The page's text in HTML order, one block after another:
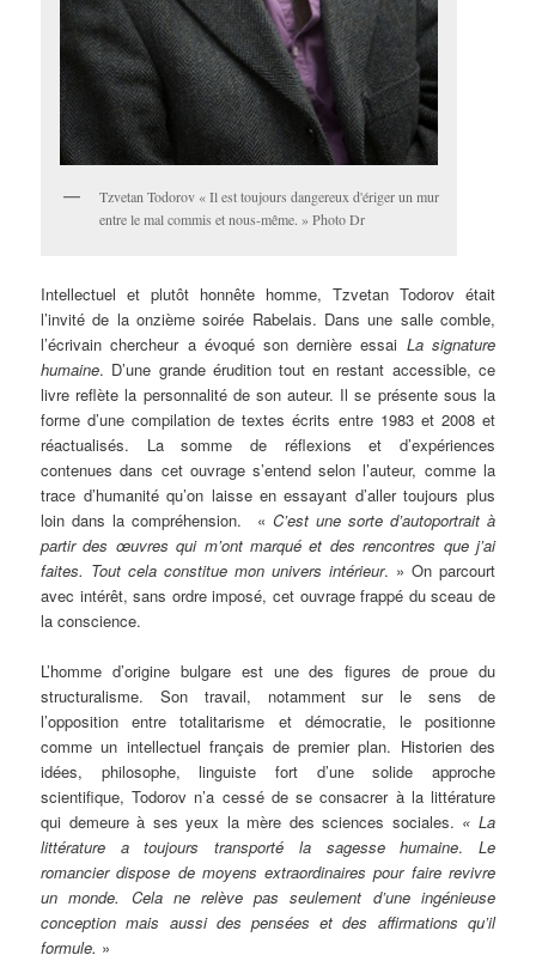
Tzvetan Todorov « Il est toujours dangereux d'ériger un mur
entre le mal commis et nous-même. » Photo Dr
Intellectuelet plutôt honnête homme, Tzvetan Todorov était
l’invité de la onzième soirée Rabelais. Dans une salle comble,
l’écrivain chercheur a évoqué son dernière essai La signature
humaine. D’une grande érudition tout en restant accessible, ce
livre reflète la personnalité de son auteur. Il se présente sous la
forme d’une compilation de textes écrits entre 1983 et 2008 et
réactualisés. La somme de réflexions et d’expériences
contenues dans cet ouvrage s’entend selon l’auteur, comme la
trace d’humanité qu’on laisse en essayant d’aller toujours plus
loin dans la compréhension. « C’est une sorte d’autoportrait à
partir des œuvres qui m’ont marqué et des rencontres que j’ai
faites. Tout cela constitue mon univers intérieur. » On parcourt
avec intérêt, sans ordre imposé, cet ouvrage frappé du sceau de
la conscience.
L’homme d’origine bulgare est une des figures de proue du
structuralisme. Son travail, notamment sur le sens de
l’opposition entre totalitarisme et démocratie, le positionne
comme un intellectuel français de premier plan. Historien des
idées, philosophe, linguiste fort d’une solide approche
scientifique, Todorov n’a cessé de se consacrer à la littérature
qui demeure à ses yeux la mère des sciences sociales. « La
littérature a toujours transporté la sagesse humaine. Le
romancier dispose de moyens extraordinaires pour faire revivre
un monde. Cela ne relève pas seulement d’une ingénieuse
conception mais aussi des pensées et des affirmations qu’il
formule. »